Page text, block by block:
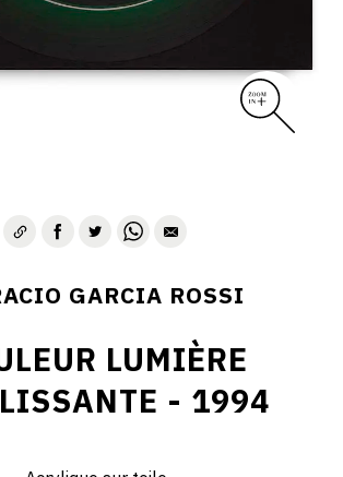
GARCIA ROSSI
LUMIÈRE
- 1994